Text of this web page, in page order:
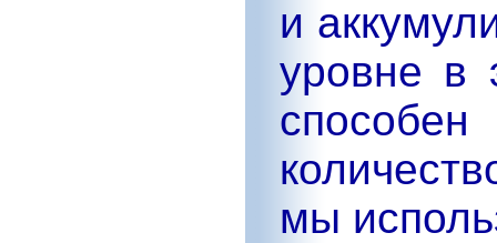
и
уровне в
мы